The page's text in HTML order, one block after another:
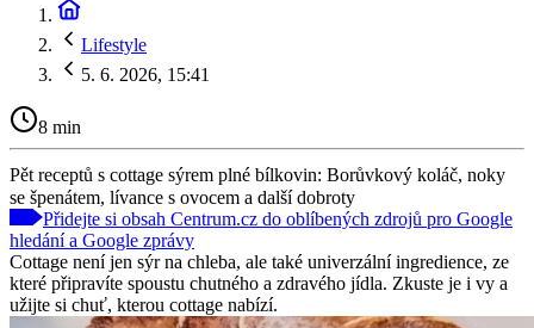
Lifestyle
5. 6. 2026, 15:41
8 min
Pět receptů s cottage sýrem plné bílkovin: Borůvkový koláč, noky
se špenátem, lívance s ovocem a další dobroty
Přidejte si obsah Centrum.cz do oblíbených zdrojů pro Google
hledání a Google zprávy
Cottage není jen sýr na chleba, ale také univerzální ingredience, ze
které připravíte spoustu chutného a zdravého jídla. Zkuste je i vy a
užijte si chuť, kterou cottage nabízí.